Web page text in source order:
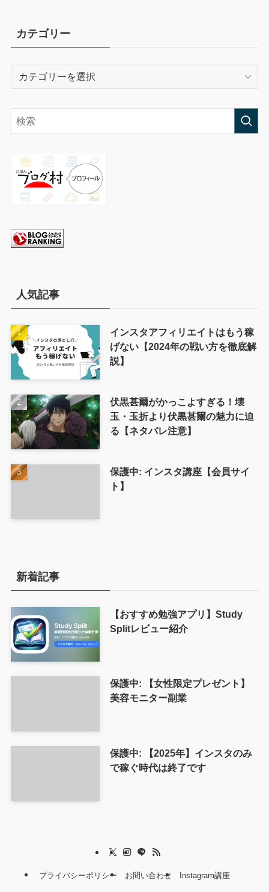
カテゴリー
リ
ー
人気記事
インスタアフィリエイトはもう稼
げない【2024年の戦い方を徹底解
説】
伏黒甚爾がかっこよすぎる！壊
玉・玉折より伏黒甚爾の魅力に迫
る【ネタバレ注意】
保護中: インスタ講座【会員サイ
ト】
新着記事
【おすすめ勉強アプリ】Study
Splitレビュー紹介
保護中: 【女性限定プレゼント】
美容モニター副業
保護中: 【2025年】インスタのみ
で稼ぐ時代は終了です
プライバシーポリシー お問い合わせ Instagram講座